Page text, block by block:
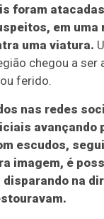
foram
em
uma viatura.
chegou a ser
ferido.
nas redes
avançando
escudos,
imagem, é
na